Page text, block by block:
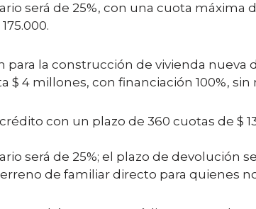
será de 25%, con una cuota máxima
para la construcción de vivienda
4 millones, con financiación 100%, sin
con un plazo de 360 cuotas de $
será de 25%; el plazo de devolución
de familiar directo para quienes